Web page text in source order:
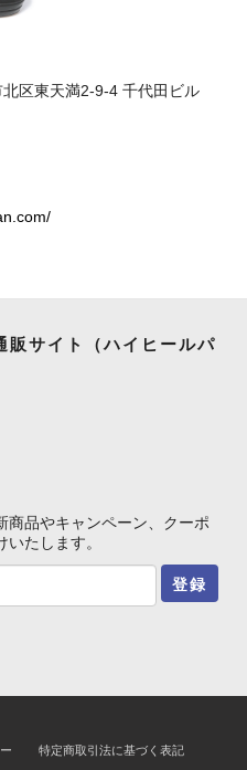
区東天満2-9-4 千代田ビル
サイト（ハイヒールパ
商品やキャンペーン、クーポ
たします。
登録
特定商取引法に基づく表記